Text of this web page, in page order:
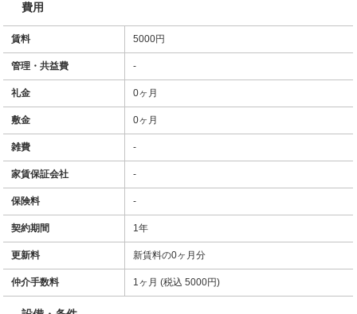
費用
賃料 5000円
管理・共益費 -
礼金 0ヶ月
敷金 0ヶ月
雑費 -
家賃保証会社 -
保険料 -
契約期間 1年
更新料 新賃料の0ヶ月分
仲介手数料 1ヶ月 (税込 5000円)